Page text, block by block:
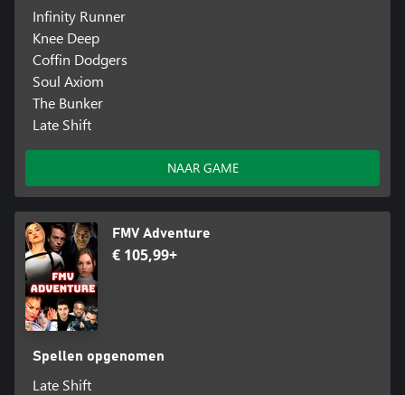
Infinity Runner
Knee Deep
Coffin Dodgers
Soul Axiom
The Bunker
Late Shift
NAAR GAME
FMV Adventure
€ 105,99+
Spellen opgenomen
Late Shift